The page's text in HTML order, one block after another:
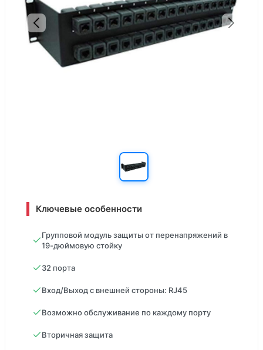
Ключевые особенности
Групповой модуль защиты от перенапряжений в
19-дюймовую стойку
32 порта
Вход/Выход с внешней стороны: RJ45
Возможно обслуживание по каждому порту
Вторичная защита